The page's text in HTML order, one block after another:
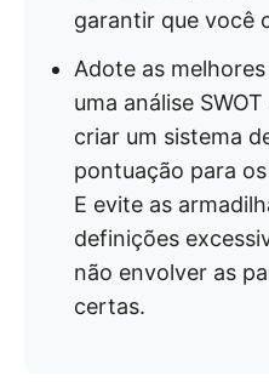
garantir que você
Adote as
uma análise
criar um sistema
pontuação para
E evite as
definições
não envolver as
certas.